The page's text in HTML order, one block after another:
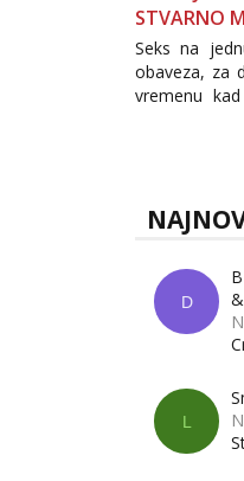
STVARNO
Seks na
obaveza, za
vremenu
tema „jedne
D
L